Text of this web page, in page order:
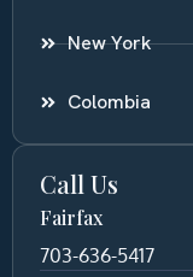
New York
Colombia
Call Us
Fairfax
703-636-5417